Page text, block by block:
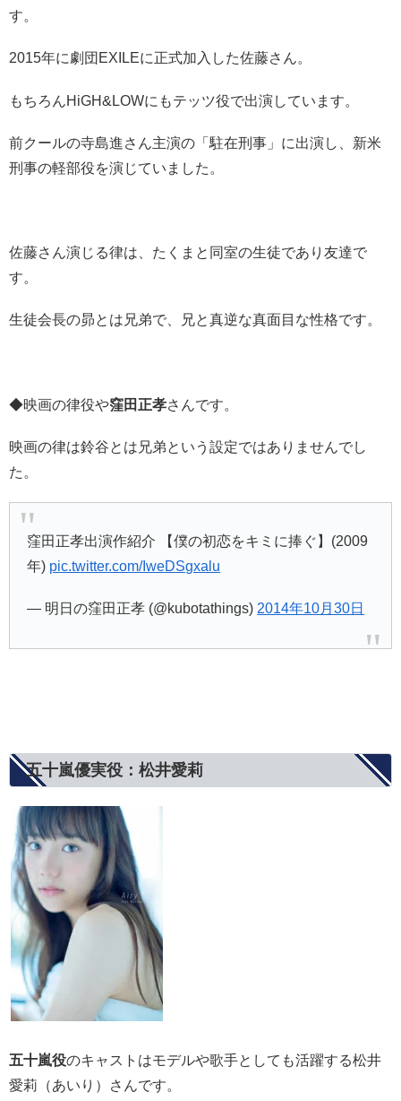
す。
2015年に劇団EXILEに正式加入した佐藤さん。
もちろんHiGH&LOWにもテッツ役で出演しています。
前クールの寺島進さん主演の「駐在刑事」に出演し、新米
刑事の軽部役を演じていました。
佐藤さん演じる律は、たくまと同室の生徒であり友達で
す。
生徒会長の昴とは兄弟で、兄と真逆な真面目な性格です。
◆映画の律役や窪田正孝さんです。
映画の律は鈴谷とは兄弟という設定ではありませんでし
た。
窪田正孝出演作紹介 【僕の初恋をキミに捧ぐ】(2009
年) pic.twitter.com/IweDSgxalu
— 明日の窪田正孝 (@kubotathings)2014年10月30日
五十嵐優実役：松井愛莉
五十嵐役のキャストはモデルや歌手としても活躍する松井
愛莉（あいり）さんです。